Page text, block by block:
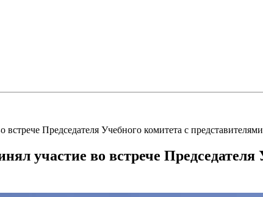
Председателя Учебного комитета с
участие во встрече Председателя